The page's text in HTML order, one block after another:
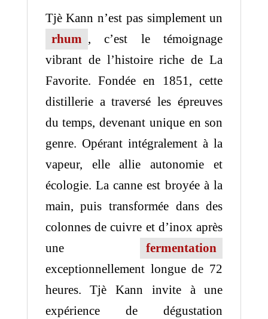
Tjè Kann n’est pas simplement un
rhum , c’est le témoignage
vibrant de l’histoire riche de La
Favorite. Fondée en 1851, cette
distillerie a traversé les épreuves
du temps, devenant unique en son
genre. Opérant intégralement à la
vapeur, elle allie autonomie et
écologie. La canne est broyée à la
main, puis transformée dans des
colonnes de cuivre et d’inox après
une
fermentation
exceptionnellement longue de 72
heures. Tjè Kann invite à une
expérience de dégustation